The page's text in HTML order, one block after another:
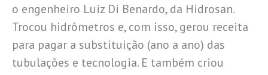
o engenheiro Luiz Di Benardo, da Hidrosan.
Trocou hidrômetros e, com isso, gerou receita
para pagar a substituição (ano a ano) das
tubulações e tecnologia. E também criou